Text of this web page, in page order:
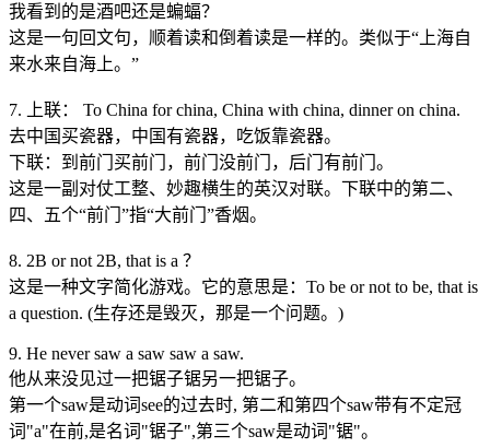
我看到的是酒吧还是蝙蝠？
这是一句回文句，顺着读和倒着读是一样的。类似于“上海自
来水来自海上。”
7. 上联： To China for china, China with china, dinner on china.
去中国买瓷器，中国有瓷器，吃饭靠瓷器。
下联：到前门买前门，前门没前门，后门有前门。
这是一副对仗工整、妙趣横生的英汉对联。下联中的第二、
四、五个“前门”指“大前门”香烟。
8. 2B or not 2B, that is a ？
这是一种文字简化游戏。它的意思是：To be or not to be, that is
a question. (生存还是毁灭，那是一个问题。)
9. He never saw a saw saw a saw.
他从来没见过一把锯子锯另一把锯子。
第一个saw是动词see的过去时, 第二和第四个saw带有不定冠
词"a"在前,是名词"锯子",第三个saw是动词"锯"。